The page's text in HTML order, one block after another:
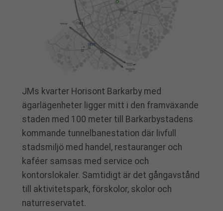
JMs kvarter Horisont Barkarby med
ägarlägenheter ligger mitt i den framväxande
staden med 100 meter till Barkarbystadens
kommande tunnelbanestation där livfull
stadsmiljö med handel, restauranger och
kaféer samsas med service och
kontorslokaler. Samtidigt är det gångavstånd
till aktivitetspark, förskolor, skolor och
naturreservatet.